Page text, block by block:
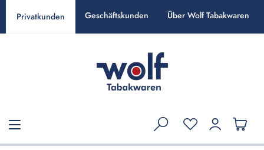
springen
Privatkunden Geschäftskunden Über Wolf Tabakwaren